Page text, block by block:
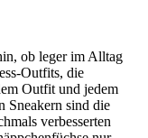
ob leger im Alltag
Outfits, die
Outfit und jedem
Sneakern sind die
verbesserten